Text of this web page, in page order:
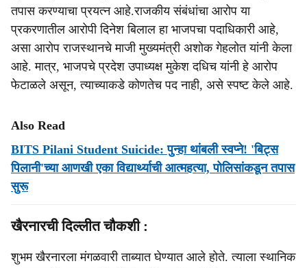
तपास करण्याचा प्रयत्न आहे.राजकीय संबंधांचा आरोप या
प्रकरणातील आरोपी दिनेश बिलाल हा भाजपचा पदाधिकारी आहे,
असा आरोप राजस्थानचे माजी मुख्यमंत्री अशोक गेहलोत यांनी केला
आहे. मात्र, भाजपचे प्रदेश उपाध्यक्ष मुकेश दधिच यांनी हे आरोप
फेटाळले असून, त्याच्याकडे कोणतेच पद नाही, असे स्पष्ट केले आहे.
Also Read
BITS Pilani Student Suicide: पुन्‍हा थांबली स्‍वप्‍ने! 'बिट्स
पिलानी'च्‍या आणखी एका विद्यार्थ्याची आत्‍महत्‍या, पोलिसांकडून तपास
सुरू
खैरनारची दिल्लीत चौकशी :
शुभम खैरनारला मंगळवारी ताब्यात घेण्यात आले होते. त्याला स्थानिक